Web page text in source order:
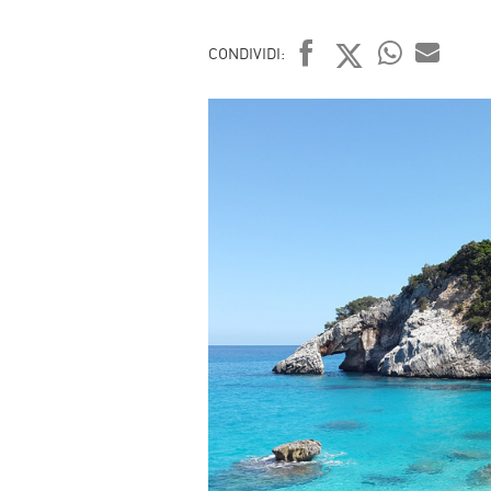
CONDIVIDI:
FACEBOOK
TWITTER
WHATSAPP
MAIL